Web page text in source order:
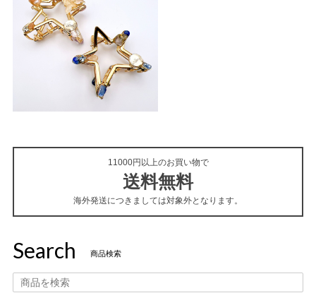
11000円以上のお買い物で
送料無料
海外発送につきましては対象外となります。
Search 商品検索